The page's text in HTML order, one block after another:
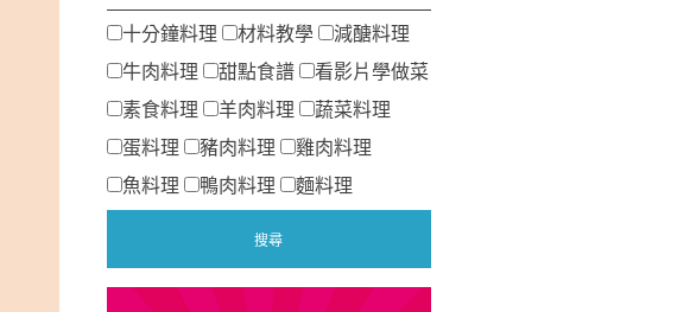
十分鐘料理 材料教學
減醣料理
牛肉料理
甜點食譜
看影片學做菜
素食料理
羊肉料理
蔬菜料理
蛋料理
豬肉料理
雞肉料理
魚料理
鴨肉料理 麵料理